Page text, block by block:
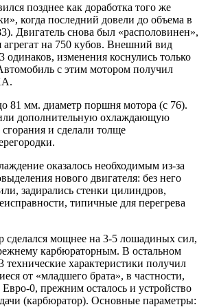
позднее как доработка того же
когда последний довели до объема в
Двигатель снова был «располовинен»,
агрегат на 750 кубов. Внешний вид
одинаков, изменения коснулись только
с этим мотором получил
81 мм. диаметр поршня мотора (с 76).
дополнительную охлаждающую
и сделали толще
оказалось необходимым из-за
нового двигателя: без него
задирались стенки цилиндров,
типичные для перегрева
мощнее на 3-5 лошадиных сил,
карбюраторным. В остальном
технические характеристики получил
от «младшего брата», в частности,
Евро-0, прежним осталось и устройство
(карбюратор). Основные параметры: